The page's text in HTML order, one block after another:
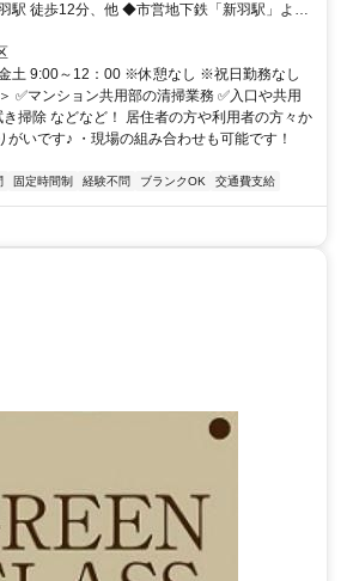
駅 徒歩12分、他 ◆市営地下鉄「新羽駅」より
車徒歩7分
土 9:00～12：00 ※休憩なし ※祝日勤務なし
✅マンション共用部の清掃業務 ✅入口や共用
掃除 などなど！ 居住者の方や利用者の方々か
がいです♪ ・現場の組み合わせも可能です！
固定時間制 経験不問 ブランクOK 交通費支給